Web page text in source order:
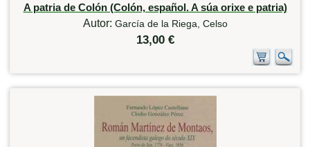
A patria de Colón (Colón, español. A súa orixe e patria)
Autor: García de la Riega, Celso
13,00 €